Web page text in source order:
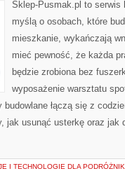
Sklep-Pusmak.pl to serwis
myślą o osobach, które
mieszkanie, wykańczają
mieć pewność, że każda
będzie zrobiona bez
wyposażenie warsztatu
łączą się z
jak usunąć usterkę oraz jak
I TECHNOLOGIE DLA